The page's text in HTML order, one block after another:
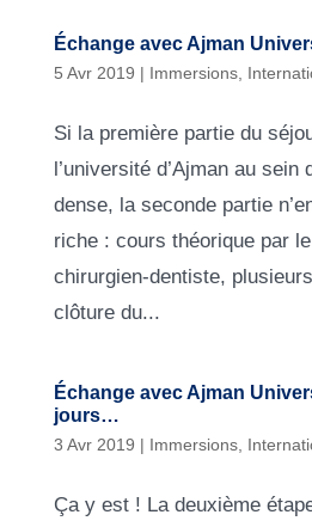
Échange avec Ajman
5 Avr 2019 | Immersions,
Si la première partie du
l’université d’Ajman au sein
dense, la seconde partie
riche : cours théorique par
chirurgien-dentiste,
clôture du...
Échange avec Ajman
jours…
3 Avr 2019 | Immersions,
Ça y est ! La deuxième